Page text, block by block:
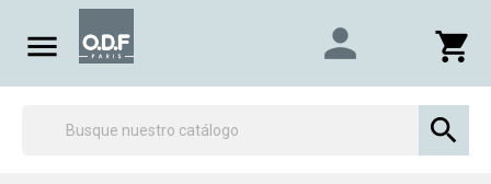
 shopping_cart
person
